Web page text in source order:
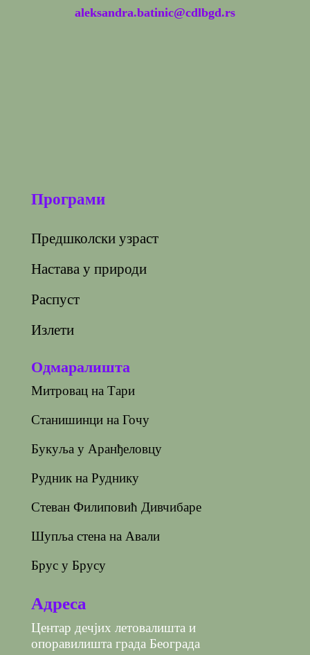
aleksandra.batinic@cdlbgd.rs
Програми
Предшколски узраст
Настава у природи
Распуст
Излети
Одмаралишта
Митровац на Тари
Станишинци на Гочу
Букуља у Аранђеловцу
Рудник на Руднику
Стеван Филиповић Дивчибаре
Шупља стена на Авали
Брус у Брусу
Адреса
Центар дечјих летовалишта и
опоравилишта града Београда